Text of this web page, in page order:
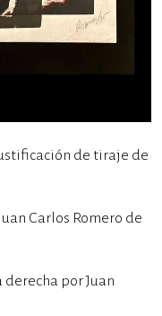
de tiraje de
Carlos Romero de
derecha por Juan